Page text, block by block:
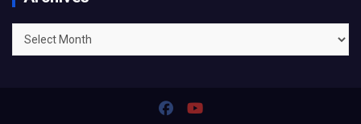
Archives